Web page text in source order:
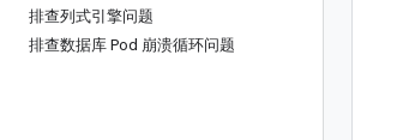
排查列式引擎问题
排查数据库 Pod 崩溃循环问题